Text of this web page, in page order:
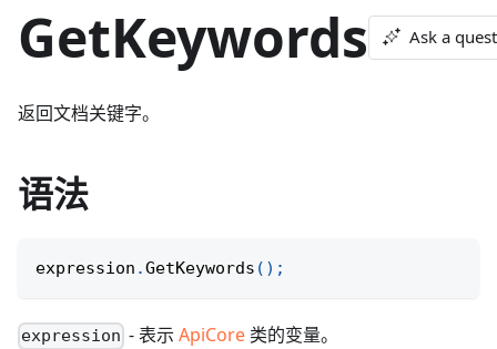
GetKeywords Ask a
返回文档关键字。
语法
expression .GetKeywords ( ) ;
expression - 表示ApiCore 类的变量。